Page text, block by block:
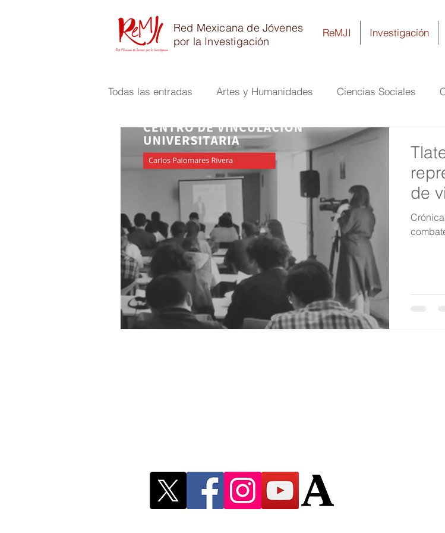
ReMJI Investigación
Red Mexicana de Jóvenes
por la Investigación
Todas las entradas Artes y Humanidades Ciencias Sociales
Físico Matemáticas e Ingeniería Ciencias Biomédicas y de la
de